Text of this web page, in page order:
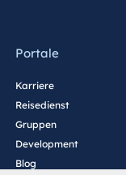
Portale
Karriere
Reisedienst
Gruppen
Development
Blog